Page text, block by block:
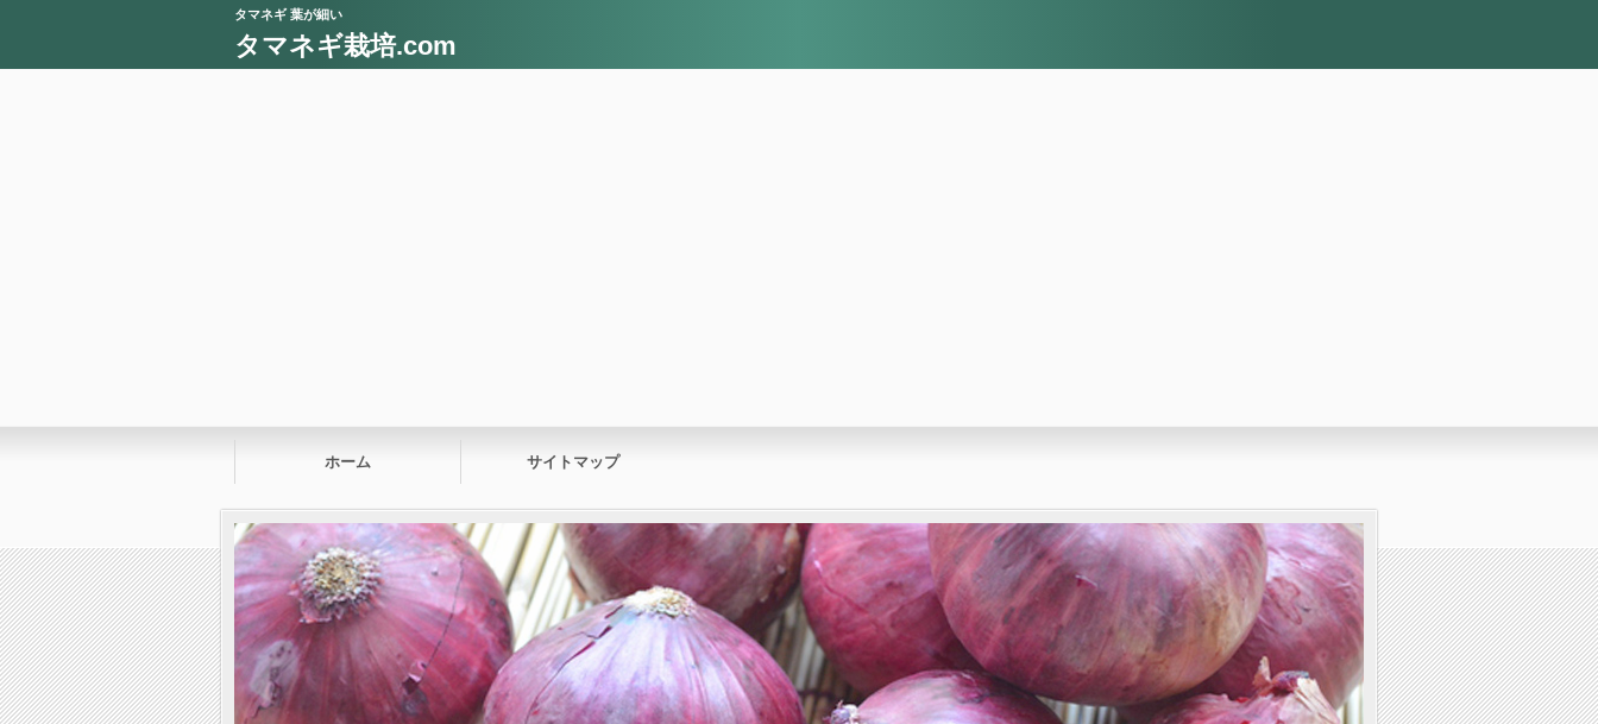
タマネギ 葉が細い
タマネギ栽培.com
ホーム サイトマップ